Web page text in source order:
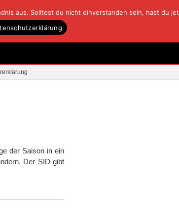
der Saison in ein
Der SID gibt
aus. Solltest du nicht einverstanden sein, hast du